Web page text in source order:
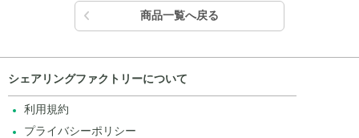
商品一覧へ戻る
シェアリングファクトリーについて
利用規約
プライバシーポリシー